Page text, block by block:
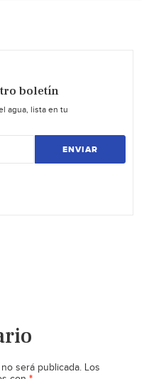
boletín
agua, lista en tu
ENVIAR
será publicada. Los